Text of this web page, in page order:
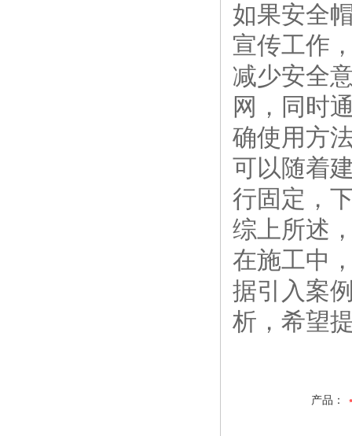
如果安全
宣传工作
减少安全
网，同时
确使用方
可以随着
行固定，
综上所述
在施工中
据引入案
析，希望
产品：